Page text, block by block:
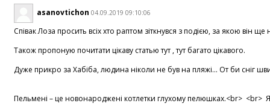
asanovtichon 04.09.2019 09:10:06
Співак Лоза просить всіх хто раптом зіткнувся з подією, за якою
Також пропоную почитати цікаву статью тут , тут багато цікавого.
Дуже прикро за Хабіба, людина ніколи не був на пляжі... От би сніг
Пельмені – це новонароджені котлетки глухому пелюшках.<br> <br>